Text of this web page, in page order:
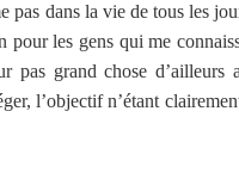
dans la vie de tous les
les gens qui me
pas grand chose d’ailleurs
l’objectif n’étant